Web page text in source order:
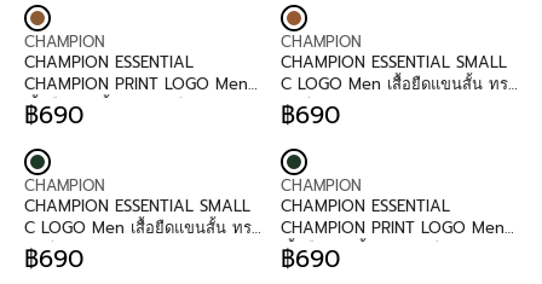
:G
U
L
A
R
P
I
C
E
฿
9
9
:G
U
L
A
R
P
I
C
E
฿
9
9
V
E
N
D
O
:
CHAMPION
CHAMPION ESSENTIAL
CHAMPION PRINT LOGO Men
เสื้อยืดแขนสั้น ทรงพอดีตัวผู้ชาย
Regular Fit
R
G
U
L
A
R
P
฿690
V
E
N
D
O
:
CHAMPION
CHAMPION ESSENTIAL SMALL
C LOGO Men เสื้อยืดแขนสั้น ทรง
พอดีตัวผู้ชาย Regular Fit
R
G
U
L
A
R
P
฿690
V
E
N
D
O
CHAMPION
CHAMPION ESSENTIAL SMALL
C LOGO Men เสื้อยืดแขนสั้น ทรง
พอดีตัวผู้ชาย Regular Fit
R
฿690
V
E
N
D
O
CHAMPION
CHAMPION ESSENTIAL
CHAMPION PRINT LOGO Men
เสื้อยืดแขนสั้น ทรงพอดีตัวผู้ชาย
Regular Fit
R
฿690